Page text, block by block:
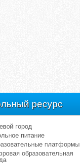
ресурс
город
питание
платформы
образовательная